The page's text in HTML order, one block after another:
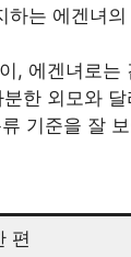
는 에겐녀
, 에겐녀로는
한 외모와
기준을 잘
편